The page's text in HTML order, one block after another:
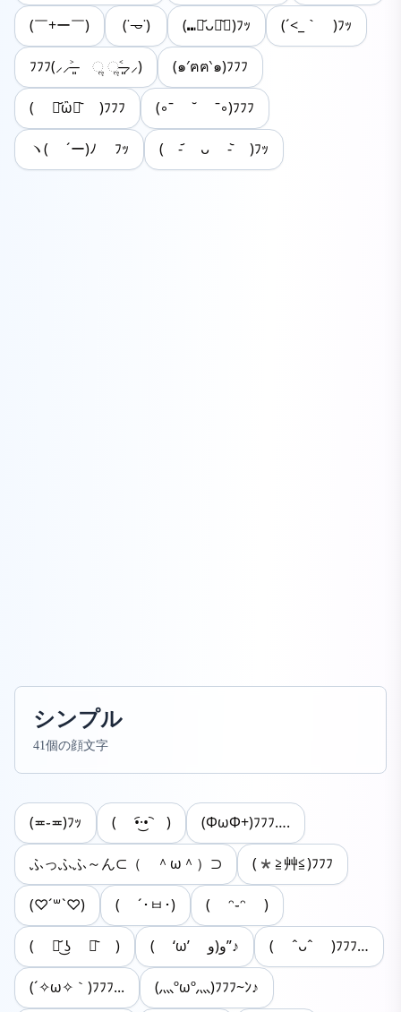
(￣+ー￣) (˙𐃷˙) (⑉･᷄ᴗ･᷅⑉)ﾌｯ (´<_｀ )ﾌｯ
ﾌﾌﾌ(⸝⸝˃̶͈ ૢ ૢ˂̶͈⸝⸝) (๑′ฅฅ‵๑)ﾌﾌﾌ
( ⌯᷄︎ὢ⌯᷅︎ )ﾌﾌﾌ (◦ˉ ˘ ˉ◦)ﾌﾌﾌ
ヽ( ´ー)ﾉ ﾌｯ ‪( -᷄ ᴗ -᷅ )ﾌｯ
シンプル
41個の顔文字
(≖֊≖)ﾌｯ ( •︠·͜•︡ ) (ΦωΦ+)ﾌﾌﾌ….
ふっふふ～ん⊂（ ＾ω＾）⊃ (*≧艸≦)ﾌﾌﾌ
(♡´꒳`♡) ( ´･ㅂ･) ( ᵔ֊ᵔ )
( ･᷄ ͜ʖ ･᷅ ) ( ‘ω’ و(و”♪ ( ˆᴗˆ )ﾌﾌﾌ…
(´✧ω✧｀)ﾌﾌﾌ... (灬ºωº灬)ﾌﾌﾌ~ﾝ♪